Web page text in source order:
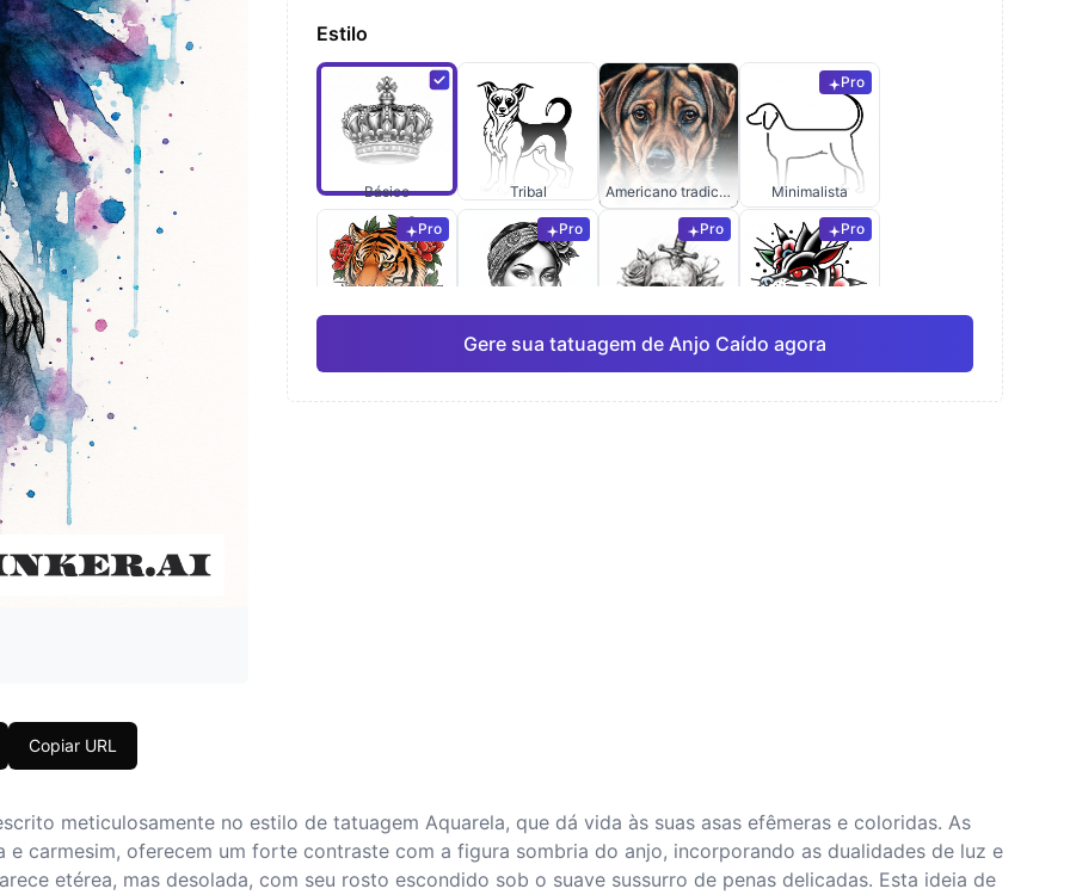
Estilo
Básico Tribal Americano tradicional
Pro
Minimalista
Pro
Japonês
Pro
Aquarela
Pro
Linha fina
Pro
Anime
Gere sua tatuagem de Anjo Caído agora
Copiar URL
meticulosamente no estilo de tatuagem Aquarela, que dá vida às suas asas efêmeras e coloridas. As
e carmesim, oferecem um forte contraste com a figura sombria do anjo, incorporando as dualidades de luz e
etérea, mas desolada, com seu rosto escondido sob o suave sussurro de penas delicadas. Esta ideia de